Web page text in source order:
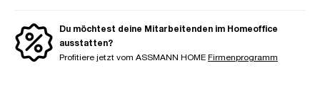
Du möchtest deine Mitarbeitenden im Homeoffice
ausstatten?
Profitiere jetzt vom ASSMANN HOME Firmenprogramm